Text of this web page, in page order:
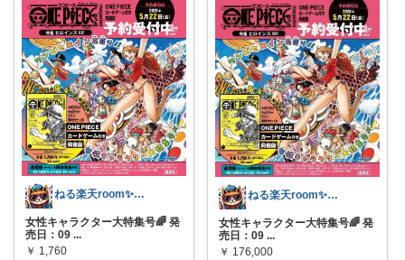
ねる楽天room✨お買い物マラソンや✨
女性キャラクター大特集号🌈 発
売日：09 ...
￥ 1,760
ねる楽天room✨お買い物マラソンや✨
女性キャラクター大特集号🌈 発
売日：09 ...
￥ 176,000